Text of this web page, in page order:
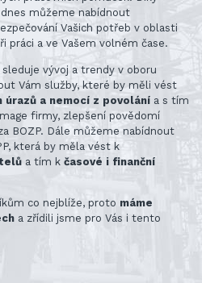
můžeme nabídnout
Vašich potřeb v oblasti
práci a ve Vašem volném čase.
vývoj a trendy v oboru
Vám služby, které by měli vést
úrazů a nemocí z povolání a s tím
firmy, zlepšení povědomí
BOZP. Dále můžeme nabídnout
která by měla vést k
a tím kčasové i finanční
co nejblíže, proto máme
a zřídili jsme pro Vás i tento